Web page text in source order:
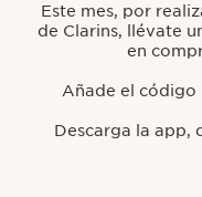
Este mes, por
de Clarins, llévate
en
Añade el código
Descarga la app,